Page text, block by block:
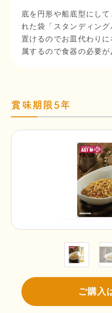
底を円形や船底型にし
れた袋「スタンディン
置けるのでお皿代わり
属するので食器の必要が
賞味期限5年
ご購入